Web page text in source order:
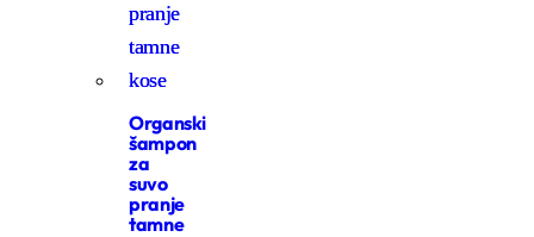
Organski
šampon
za
suvo
pranje
tamne